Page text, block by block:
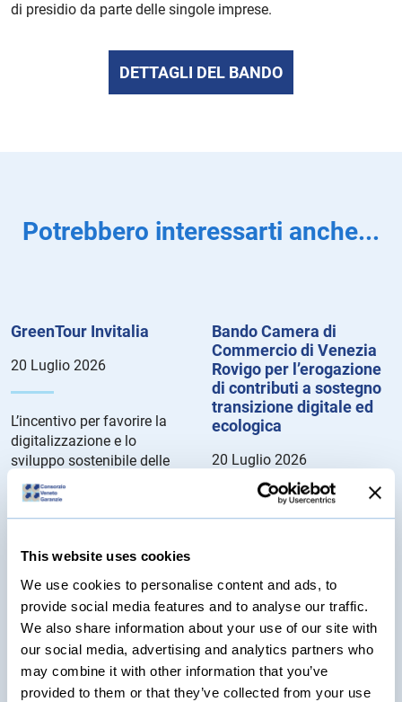
This website uses cookies
We use cookies to personalise content and ads, to
provide social media features and to analyse our traffic.
We also share information about your use of our site with
our social media, advertising and analytics partners who
may combine it with other information that you’ve
provided to them or that they’ve collected from your use
di presidio da parte delle singole imprese.
DETTAGLI DEL BANDO
Potrebbero interessarti anche...
GreenTour Invitalia
20 Luglio 2026
L’incentivo per favorire la
digitalizzazione e lo
sviluppo sostenibile delle
imprese turistiche.
Dettagli del Bando...
Bando Camera di
Commercio di Venezia
Rovigo per l’erogazione
di contributi a sostegno
transizione digitale ed
ecologica
20 Luglio 2026
Le agevolazioni consistono
aventi sede legale e/o unità
locali nella circoscrizione
territoriale della Camera di
Commercio di Venezia e
Rovigo. Dettagli del bando...